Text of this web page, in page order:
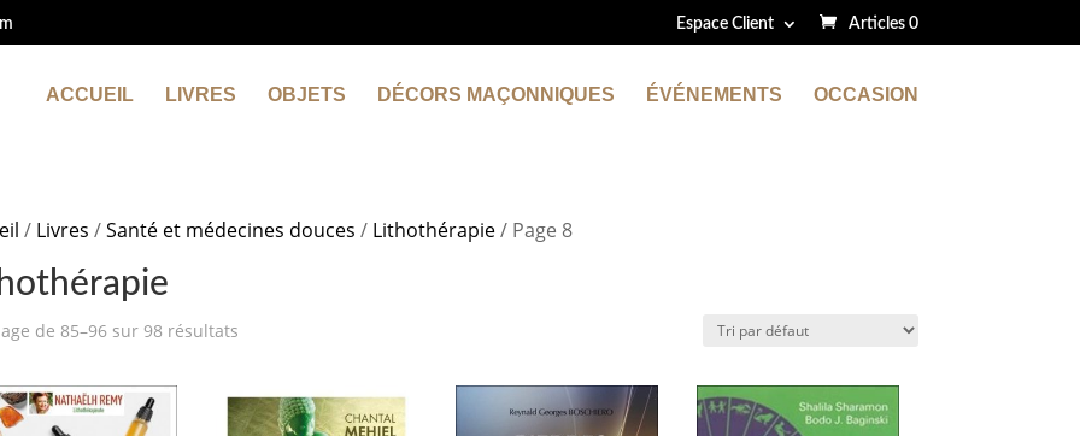
Espace Client Articles 0
ACCUEIL LIVRES OBJETS DÉCORS MAÇONNIQUES ÉVÉNEMENTS OCCASION
/ Livres /Santé et médecines douces / Lithothérapie/ Page 8
de 85–96 sur 98 résultats